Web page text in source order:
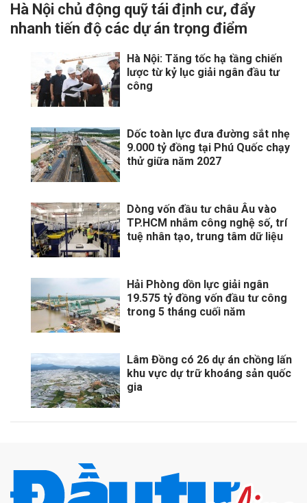
Hà Nội chủ động quỹ tái định cư, đẩy
nhanh tiến độ các dự án trọng điểm
Hà Nội: Tăng tốc hạ tầng chiến
lược từ kỷ lục giải ngân đầu tư
công
Dốc toàn lực đưa đường sắt nhẹ
9.000 tỷ đồng tại Phú Quốc chạy
thử giữa năm 2027
Dòng vốn đầu tư châu Âu vào
TP.HCM nhắm công nghệ số, trí
tuệ nhân tạo, trung tâm dữ liệu
Hải Phòng dồn lực giải ngân
19.575 tỷ đồng vốn đầu tư công
trong 5 tháng cuối năm
Lâm Đồng có 26 dự án chồng lấn
khu vực dự trữ khoáng sản quốc
gia